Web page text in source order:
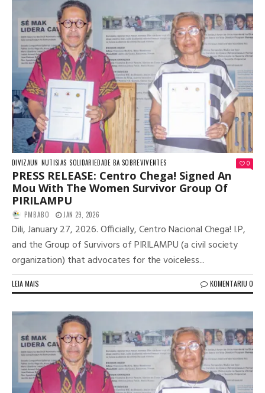
DIVIZAUN NUTISIAS SOLIDARIEDADE BA SOBREVIVENTES 0
PRESS RELEASE: Centro Chega! Signed An
Mou With The Women Survivor Group Of
PIRILAMPU
PMBABO JAN 29, 2026
Dili, January 27, 2026. Officially, Centro Nacional Chega! I.P,
and the Group of Survivors of PIRILAMPU (a civil society
organization) that advocates for the voiceless...
LEIA MAIS KOMENTARIU 0